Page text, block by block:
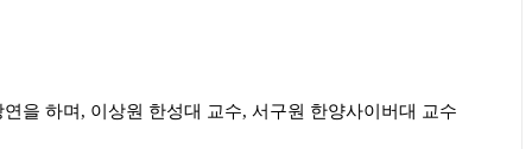
을 하며 , 이상원 한성대 교수, 서구원 한양사이버대 교수